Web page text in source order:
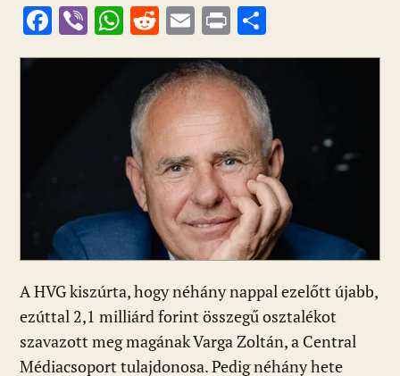
F
ac
Vi
b
W
h
at
s
A
p
p
R
e
d
di
t
E
m
ai
l
Pr
in
t
ss
m
e
g
A HVG kiszúrta, hogy néhány nappal ezelőtt újabb,
ezúttal 2,1 milliárd forint összegű osztalékot
szavazott meg magának Varga Zoltán, a Central
Médiacsoport tulajdonosa. Pedig néhány hete